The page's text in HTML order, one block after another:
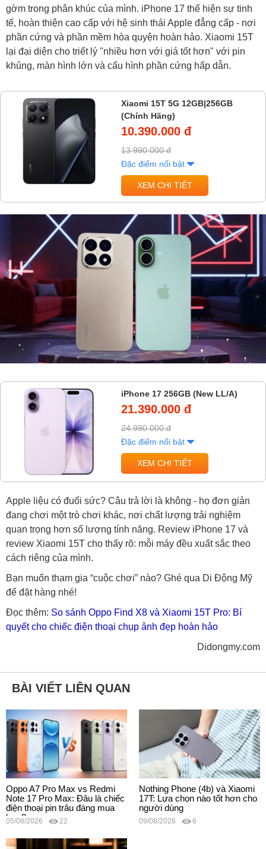
gờm trong phân khúc của mình. iPhone 17 thể hiện sự tinh
tế, hoàn thiện cao cấp với hệ sinh thái Apple đẳng cấp - nơi
phần cứng và phần mềm hòa quyện hoàn hảo. Xiaomi 15T
lại đại diện cho triết lý "nhiều hơn với giá tốt hơn" với pin
khủng, màn hình lớn và cấu hình phần cứng hấp dẫn.
Xiaomi 15T 5G 12GB|256GB
(Chính Hãng)
10.390.000 đ
13.990.000 đ
Đặc điểm nổi bật
XEM CHI TIẾT
iPhone 17 256GB (New LL/A)
21.390.000 đ
24.990.000 đ
Đặc điểm nổi bật
XEM CHI TIẾT
Apple liệu có đuối sức? Câu trả lời là không - họ đơn giản
đang chơi một trò chơi khác, nơi chất lượng trải nghiệm
quan trọng hơn số lượng tính năng. Review iPhone 17 và
review Xiaomi 15T cho thấy rõ: mỗi máy đều xuất sắc theo
cách riêng của mình.
Bạn muốn tham gia “cuộc chơi” nào? Ghé qua Di Động Mỹ
để đặt hàng nhé!
Đọc thêm: So sánh Oppo Find X8 và Xiaomi 15T Pro: Bí
quyết cho chiếc điện thoại chụp ảnh đẹp hoàn hảo
Didongmy.com
BÀI VIẾT LIÊN QUAN
Oppo A7 Pro Max vs Redmi
Note 17 Pro Max: Đâu là chiếc
điện thoại pin trâu đáng mua
hơn?
05/08/2026 22
Nothing Phone (4b) và Xiaomi
17T: Lựa chọn nào tốt hơn cho
người dùng
09/08/2026 6